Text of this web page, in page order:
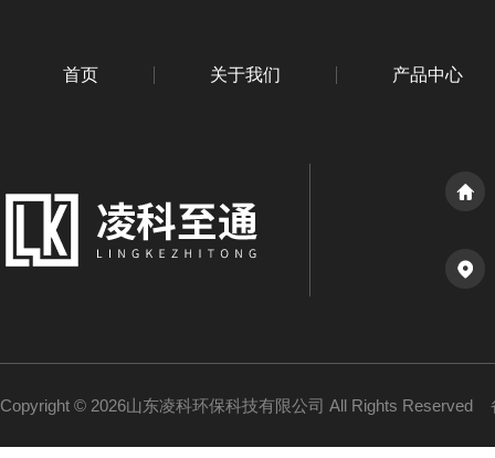
首页 关于我们 产品中心
Copyright © 2026山东凌科环保科技有限公司 All Rights Reserved